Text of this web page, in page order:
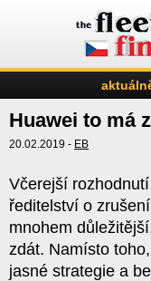
Huawei to má
20.02.2019 - EB
Včerejší
ředitelství o
mnohem
zdát. Namísto
jasné strategie a